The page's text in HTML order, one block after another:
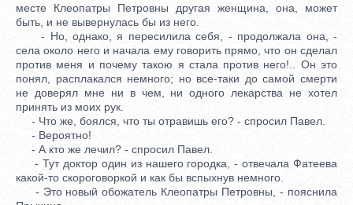
месте Клеопатры Петровны другая женщина, она, может
быть, и не вывернулась бы из него.
- Но, однако, я пересилила себя, - продолжала она, -
села около него и начала ему говорить прямо, что он сделал
против меня и почему такою я стала против него!.. Он это
понял, расплакался немного; но все-таки до самой смерти
не доверял мне ни в чем, ни одного лекарства не хотел
принять из моих рук.
- Что же, боялся, что ты отравишь его? - спросил Павел.
- Вероятно!
- А кто же лечил? - спросил Павел.
- Тут доктор один из нашего городка, - отвечала Фатеева
какой-то скороговоркой и как бы вспыхнув немного.
- Это новый обожатель Клеопатры Петровны, - пояснила